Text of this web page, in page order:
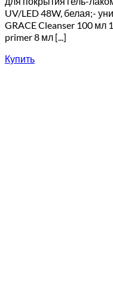
UV/LED 48W, белая;-
GRACE Cleanser 100 мл
primer 8 мл [...]
Купить